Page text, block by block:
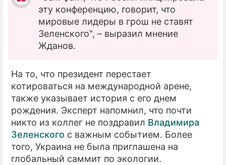
эту конференцию, говорит, что
мировые лидеры в грош не ставят
Зеленского", – выразил мнение
Жданов.
На то, что президент перестает
котироваться на международной арене,
также указывает история с его днем
рождения. Эксперт напомнил, что почти
никто из коллег не поздравил Владимира
Зеленского с важным событием. Более
того, Украина не была приглашена на
глобальный саммит по экологии.